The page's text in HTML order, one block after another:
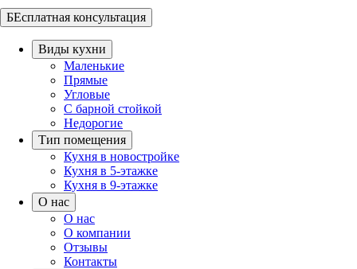
БЕсплатная консультация
Виды кухни
Маленькие
Прямые
Угловые
С барной стойкой
Недорогие
Тип помещения
Кухня в новостройке
Кухня в 5-этажке
Кухня в 9-этажке
О нас
О нас
О компании
Отзывы
Контакты